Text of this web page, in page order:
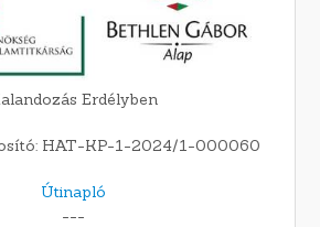
Erdélyben
HAT-KP-1-2024/1-000060
Útinapló
---